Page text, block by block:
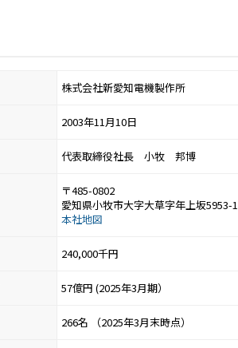
株式会社新愛知電機製作所
2003年11月10日
代表取締役社長　小牧　邦博
〒485-0802
愛知県小牧市大字大草字年上坂5953-1
本社地図
240,000千円
57億円 (2025年3月期）
266名 （2025年3月末時点）